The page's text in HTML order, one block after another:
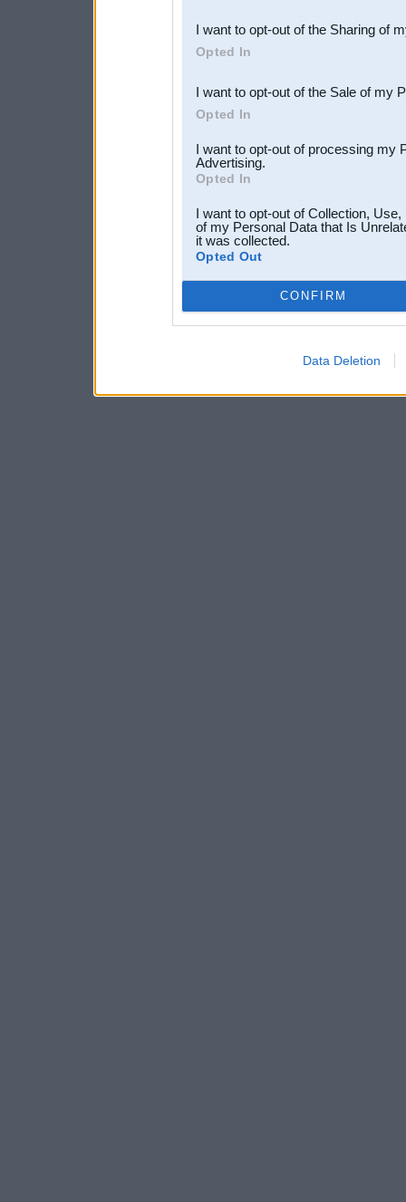
Downstream Participants
third parties.
I want to opt-out of the Sharing of
Opted In
I want to opt-out of the Sale of my
Opted In
I want to opt-out of processing my
Advertising.
Opted In
I want to opt-out of Collection,
of my Personal Data that Is
it was collected.
Opted Out
CONFIRM
Data Deletion